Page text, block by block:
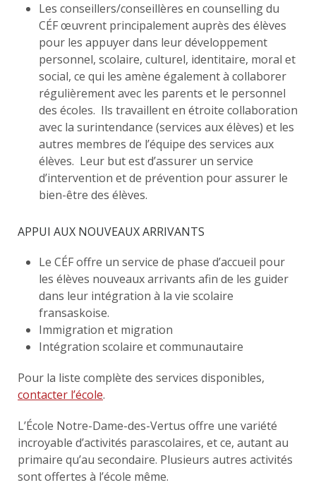
Les conseillers/conseillères en counselling du
CÉF œuvrent principalement auprès des élèves
pour les appuyer dans leur développement
personnel, scolaire, culturel, identitaire, moral et
social, ce qui les amène également à collaborer
régulièrement avec les parents et le personnel
des écoles. Ils travaillent en étroite collaboration
avec la surintendance (services aux élèves) et les
autres membres de l’équipe des services aux
élèves. Leur but est d’assurer un service
d’intervention et de prévention pour assurer le
bien-être des élèves.
APPUI AUX NOUVEAUX ARRIVANTS
Le CÉF offre un service de phase d’accueil pour
les élèves nouveaux arrivants afin de les guider
dans leur intégration à la vie scolaire
fransaskoise.
Immigration et migration
Intégration scolaire et communautaire
Pour la liste complète des services disponibles,
contacter l’école.
L’École Notre-Dame-des-Vertus offre une variété
incroyable d’activités parascolaires, et ce, autant au
primaire qu’au secondaire. Plusieurs autres activités
sont offertes à l’école même.